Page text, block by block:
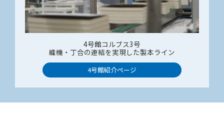
4号館コルブス3号
織機・丁合の連結を実現した製本ライン​
4号館紹介ページ